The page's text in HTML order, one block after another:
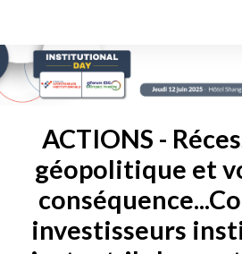
ACTIONS -
géopolitique et
investisseurs